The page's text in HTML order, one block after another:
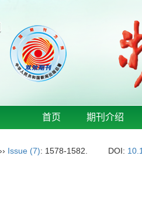
首页 期刊介绍
›› Issue (7): 1578-1582. DOI: